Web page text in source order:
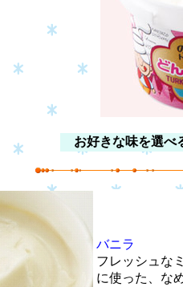
お好きな味を選べ
バニラ
フレッシュな
に使った、な